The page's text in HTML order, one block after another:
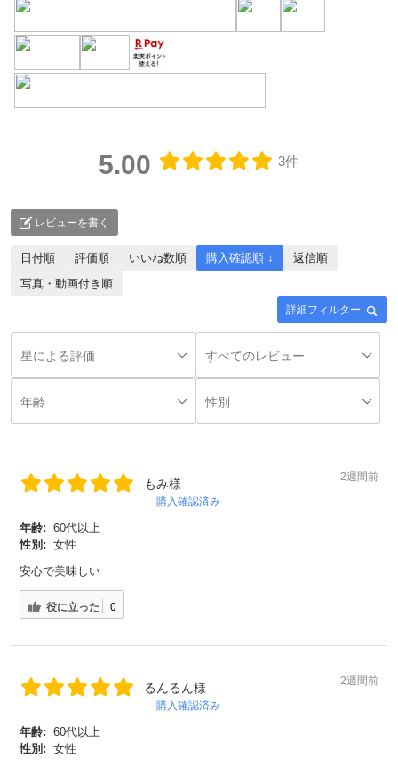
5.00 3件
レビューを書く
詳細フィルター
日付順 評価順 いいね数順 購入確認順 ↓
返信順
写真・動画付き順
もみ様
購入確認済み
2週間前
年齢: 60代以上
性別: 女性
安心で美味しい
役に立った 0
るんるん様
購入確認済み
2週間前
年齢: 60代以上
性別: 女性
対象者：かわしま屋で初めてお買い物をされる方
利用条件：3,000円以上のお買い物でご利用いただけます
クーポンのご利用方法はこちら >>